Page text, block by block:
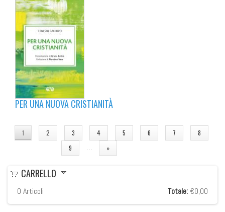
PER UNA NUOVA CRISTIANITÀ
PAGINE
1 2 3 4 5 6 7
8
9
… »
CARRELLO
0 Articoli Totale: €0,00